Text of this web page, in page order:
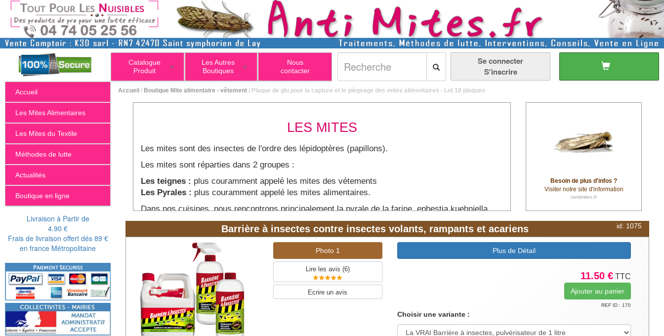
+
Catalogue
Produit
+
Les Autres
Boutiques
Nous
contacter
Se connecter
S'inscrire
Accueil
Les Mites Alimentaires
Les Mites du Textile
Méthodes de lutte
Actualités
Boutique en ligne
Livraison à Partir de
4.90 €
Frais de livraison offert dés 89 €
en france Métropolitaine
Accueil / Boutique Mite alimentaire - vêtement / Plaque de glu pour la capture et le piègeage des mites alimentaires - Lot 10 plaques
LES MITES
Les mites sont des insectes de l'ordre des lépidoptères (papillons).
Les mites sont réparties dans 2 groupes :
Les teignes : plus couramment appelé les mites des vétements
Les Pyrales : plus couramment appelé les mites alimentaires.
Dans nos cuisines, nous rencontrons principalement la pyrale de la farine, ephestia kuehniella.
Si vous avez des petits papillons dans vos placards, ou de petits asticots au plafond, ou sur vos
boites d'aliments, vous êtes probablement en face d'une infestation de mites alimentaires.
Dans nos placards, si vous constatez que vos textiles en coton ou laine sont troués et rongés,
c'est probalement de la teigne commune, Tineola bisselliella, appelé mites des vétements.
Besoin de plus d'infos ?
Besoin de plus d'infos ?
Visiter notre site d'information
/antimites.fr
id: 1075
Barrière à insectes contre insectes volants, rampants et acariens
Photo 1
Lire les avis (6)
Ecrire un avis
Plus de Détail
11.50 € TTC
REF ID : 170
Choisir une variante :